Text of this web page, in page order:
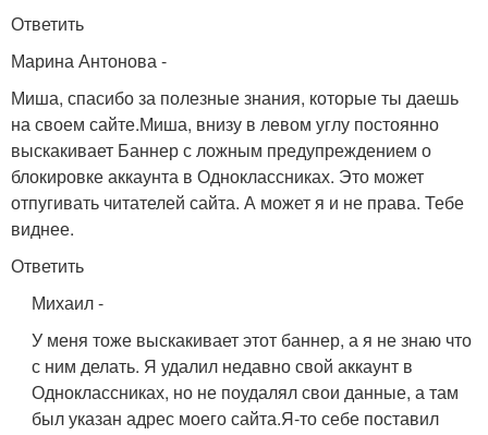
Ответить
Марина Антонова-
Миша, спасибо за полезные знания, которые ты даешь
на своем сайте.Миша, внизу в левом углу постоянно
выскакивает Баннер с ложным предупреждением о
блокировке аккаунта в Одноклассниках. Это может
отпугивать читателей сайта. А может я и не права. Тебе
виднее.
Ответить
Михаил-
У меня тоже выскакивает этот баннер, а я не знаю что
с ним делать. Я удалил недавно свой аккаунт в
Одноклассниках, но не поудалял свои данные, а там
был указан адрес моего сайта.Я-то себе поставил